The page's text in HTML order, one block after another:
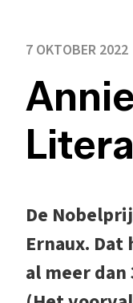
7 OKTOBER 2022
De
Ernaux.
al meer